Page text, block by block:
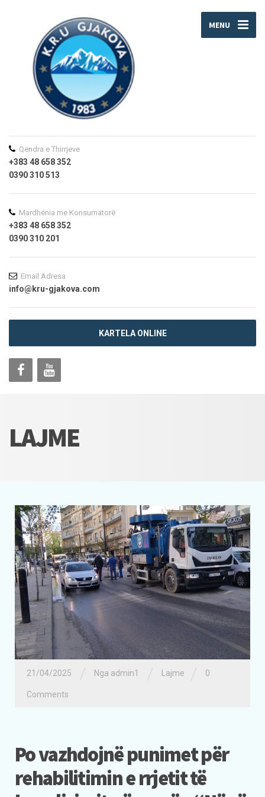
MENU
Qendra e Thirrjeve
+383 48 658 352
0390 310 513
Mardhënia me Konsumatorë
+383 48 658 352
0390 310 201
Email Adresa
info@kru-gjakova.com
KARTELA ONLINE
LAJME
21/04/2025 Nga admin1 Lajme 0
Comments
Po vazhdojnë punimet për
rehabilitimin e rrjetit të